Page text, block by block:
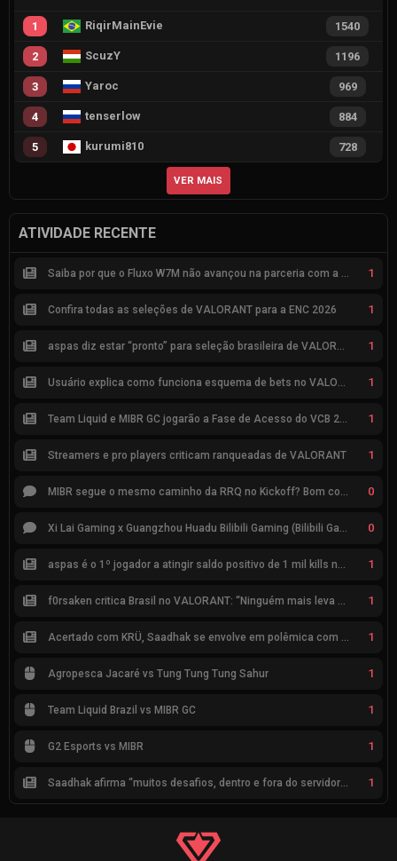
1 RiqirMainEvie 1540
2 ScuzY 1196
3 Yaroc 969
4 tenserlow 884
5 kurumi810 728
VER MAIS
ATIVIDADE RECENTE
1
Confira todas as seleções de VALORANT para a ENC 2026 1
1
1
1
Streamers e pro players criticam ranqueadas de VALORANT 1
0
0
1
1
1
Agropesca Jacaré vs Tung Tung Tung Sahur 1
Team Liquid Brazil vs MIBR GC 1
G2 Esports vs MIBR 1
Saadhak afirma “muitos desafios, dentro e fora do servidor” sobre a jornada até a classificação 1